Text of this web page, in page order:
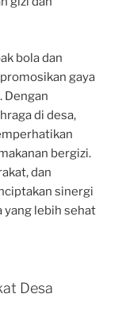
bola dan
gaya
Dengan
di desa,
bergizi.
dan
sinergi
yang lebih sehat
Desa